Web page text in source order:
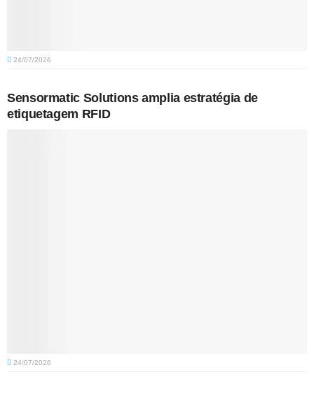
24/07/2026
Sensormatic Solutions amplia estratégia de
etiquetagem RFID
24/07/2026